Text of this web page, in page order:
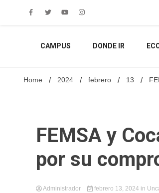
CAMPUS DONDE IR
Home 2024 febrero 13
FEMSA y
por su
Administrador febrero 13, 2024 in